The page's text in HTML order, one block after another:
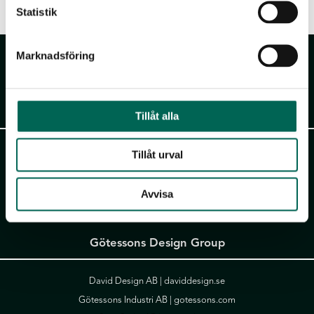
Statistik
Marknadsföring
Tillåt alla
Tillåt urval
Avvisa
Akustikmiljö AB
Falkåsvägen 4, Box 77
311 32 Falkenberg
+46 (0)346 714 850
info@akustikmiljo.se
Götessons Design Group
David Design AB | daviddesign.se
Götessons Industri AB | gotessons.com